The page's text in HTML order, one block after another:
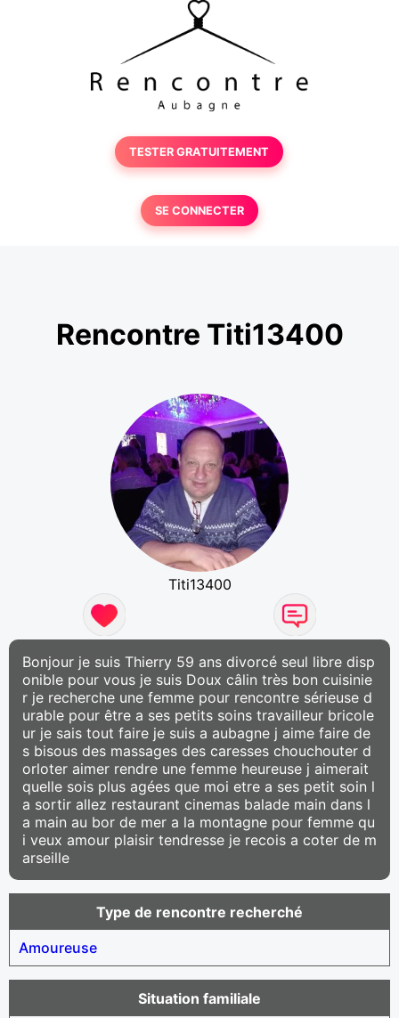
TESTER GRATUITEMENT
SE CONNECTER
Rencontre Titi13400
Titi13400
Bonjour je suis Thierry 59 ans divorcé seul libre disp
onible pour vous je suis Doux câlin très bon cuisinie
r je recherche une femme pour rencontre sérieuse d
urable pour être a ses petits soins travailleur bricole
ur je sais tout faire je suis a aubagne j aime faire de
s bisous des massages des caresses chouchouter d
orloter aimer rendre une femme heureuse j aimerait
quelle sois plus agées que moi etre a ses petit soin l
a sortir allez restaurant cinemas balade main dans l
a main au bor de mer a la montagne pour femme qu
i veux amour plaisir tendresse je recois a coter de m
arseille
Type de rencontre recherché
Amoureuse
Situation familiale